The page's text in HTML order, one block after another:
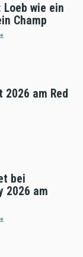
Loeb wie ein
Champ
2026 am Red
bei
2026 am